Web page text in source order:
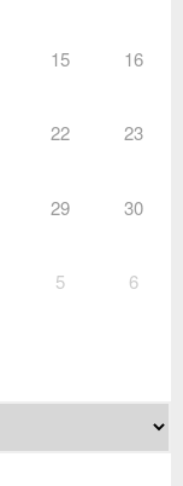
15 16
22 23
29 30
5 6